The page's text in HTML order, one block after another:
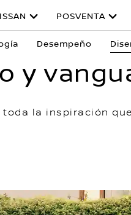
POSVENTA
Desempeño
y
la inspiración